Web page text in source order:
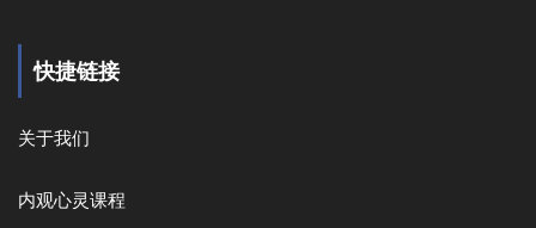
快捷链接
关于我们
内观心灵课程